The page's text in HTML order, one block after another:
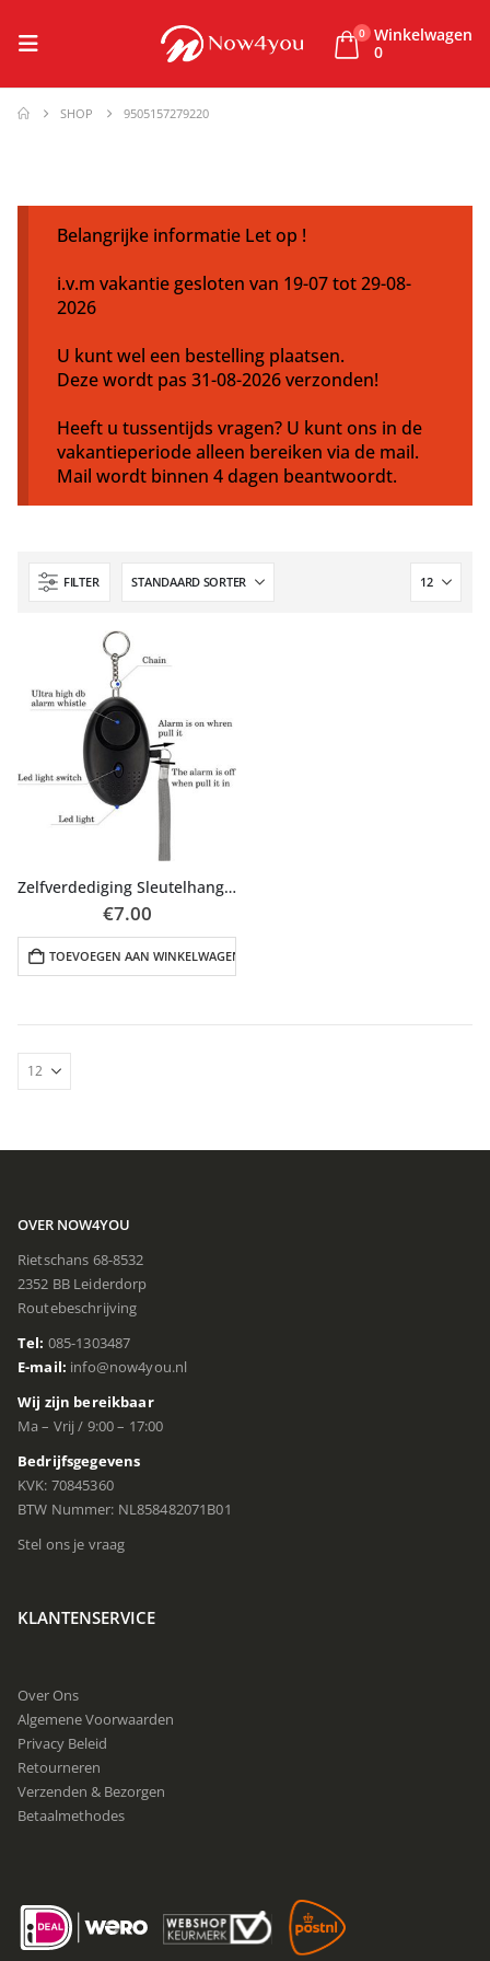
0 Winkelwagen
0
SHOP 9505157279220
Belangrijke informatie Let op !
i.v.m vakantie gesloten van 19-07 tot 29-08-
2026
U kunt wel een bestelling plaatsen.
Deze wordt pas 31-08-2026 verzonden!
Heeft u tussentijds vragen? U kunt ons in de
vakantieperiode alleen bereiken via de mail.
Mail wordt binnen 4 dagen beantwoordt.
FILTER
Zelfverdediging Sleutelhanger
€7.00
TOEVOEGEN AAN WINKELWAGEN
OVER NOW4YOU
Rietschans 68-8532
2352 BB Leiderdorp
Routebeschrijving
Tel: 085-1303487
E-mail: info@now4you.nl
Wij zijn bereikbaar
Ma – Vrij / 9:00 – 17:00
Bedrijfsgegevens
KVK: 70845360
BTW Nummer: NL858482071B01
Stel ons je vraag
KLANTENSERVICE
Over Ons
Algemene Voorwaarden
Privacy Beleid
Retourneren
Verzenden & Bezorgen
Betaalmethodes